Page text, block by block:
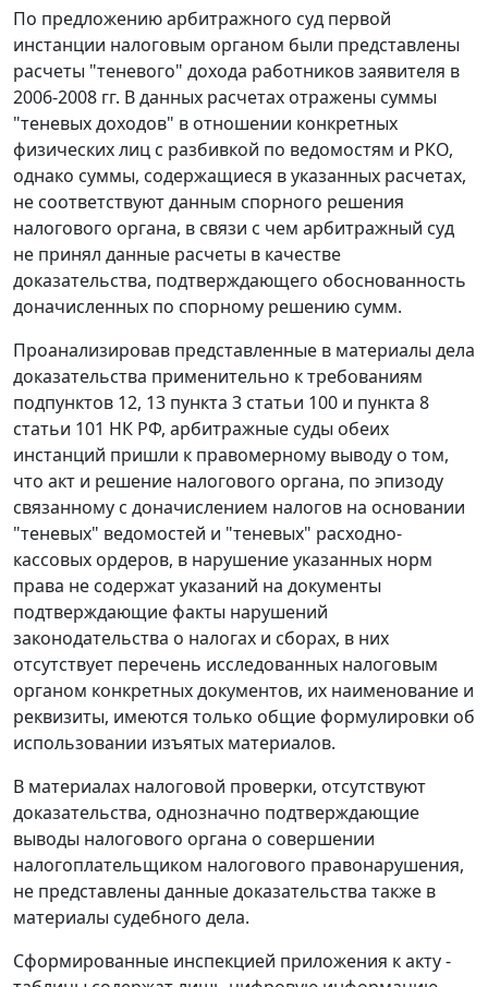
По предложению арбитражного суд первой
инстанции налоговым органом были представлены
расчеты "теневого" дохода работников заявителя в
2006-2008 гг. В данных расчетах отражены суммы
"теневых доходов" в отношении конкретных
физических лиц с разбивкой по ведомостям и РКО,
однако суммы, содержащиеся в указанных расчетах,
не соответствуют данным спорного решения
налогового органа, в связи с чем арбитражный суд
не принял данные расчеты в качестве
доказательства, подтверждающего обоснованность
доначисленных по спорному решению сумм.
Проанализировав представленные в материалы дела
доказательства применительно к требованиям
подпунктов 12, 13 пункта 3 статьи 100 и пункта 8
статьи 101 НК РФ, арбитражные суды обеих
инстанций пришли к правомерному выводу о том,
что акт и решение налогового органа, по эпизоду
связанному с доначислением налогов на основании
"теневых" ведомостей и "теневых" расходно-
кассовых ордеров, в нарушение указанных норм
права не содержат указаний на документы
подтверждающие факты нарушений
законодательства о налогах и сборах, в них
отсутствует перечень исследованных налоговым
органом конкретных документов, их наименование и
реквизиты, имеются только общие формулировки об
использовании изъятых материалов.
В материалах налоговой проверки, отсутствуют
доказательства, однозначно подтверждающие
выводы налогового органа о совершении
налогоплательщиком налогового правонарушения,
не представлены данные доказательства также в
материалы судебного дела.
Сформированные инспекцией приложения к акту -